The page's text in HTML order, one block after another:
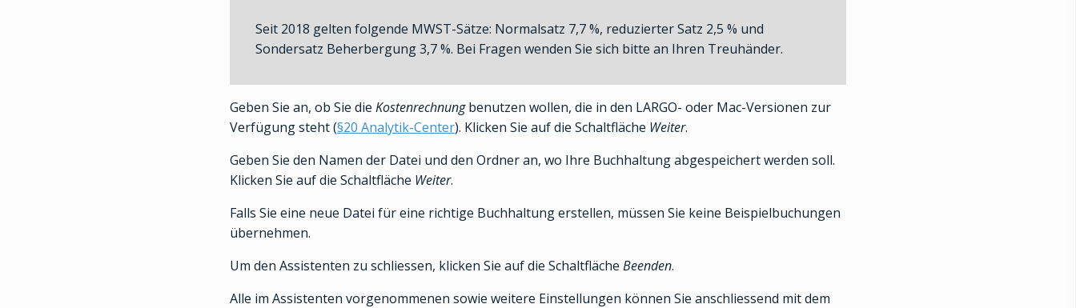
Seit 2018 gelten folgende MWST-Sätze: Normalsatz 7,7 %, reduzierter Satz 2,5 % und
Sondersatz Beherbergung 3,7 %. Bei Fragen wenden Sie sich bitte an Ihren Treuhänder.
Geben Sie an, ob Sie die Kostenrechnungbenutzen wollen, die in den LARGO- oder Mac-Versionen zur
Verfügung steht (§20 Analytik-Center). Klicken Sie auf die Schaltfläche Weiter.
Geben Sie den Namen der Datei und den Ordner an, wo Ihre Buchhaltung abgespeichert werden soll.
Klicken Sie auf die Schaltfläche Weiter.
Falls Sie eine neue Datei für eine richtige Buchhaltung erstellen, müssen Sie keine Beispielbuchungen
übernehmen.
Um den Assistenten zu schliessen, klicken Sie auf die Schaltfläche Beenden.
Alle im Assistenten vorgenommenen sowie weitere Einstellungen können Sie anschliessend mit dem